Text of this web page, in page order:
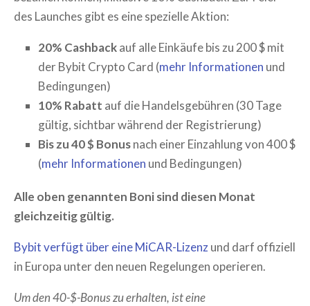
des Launches gibt es eine spezielle Aktion:
20% Cashbackauf alle Einkäufe bis zu 200 $ mit
der Bybit Crypto Card (mehr Informationen und
Bedingungen)
10% Rabatt auf die Handelsgebühren (30 Tage
gültig, sichtbar während der Registrierung)
Bis zu 40 $ Bonusnach einer Einzahlung von 400 $
(mehr Informationen und Bedingungen)
Alle oben genannten Boni sind diesen Monat
gleichzeitig gültig.
Bybit verfügt über eine MiCAR-Lizenzund darf offiziell
in Europa unter den neuen Regelungen operieren.
Um den 40-$-Bonus zu erhalten, ist eine